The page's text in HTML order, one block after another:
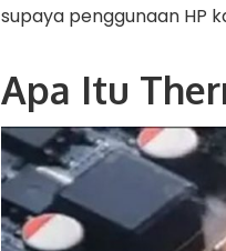
supaya penggunaan HP
Apa Itu